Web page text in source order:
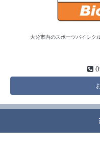
大分市内のスポーツバイシク